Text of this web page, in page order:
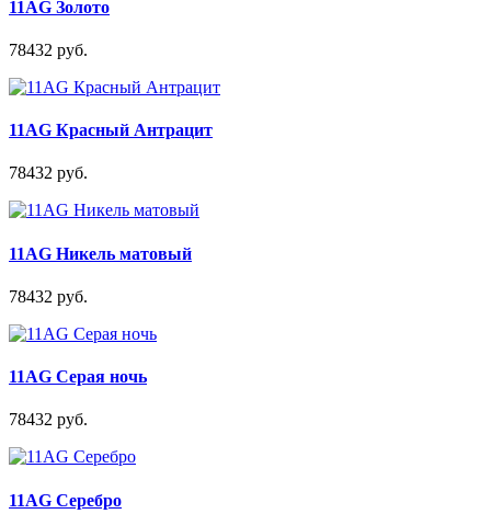
11AG Золото
78432 руб.
11AG Красный Антрацит
78432 руб.
11AG Никель матовый
78432 руб.
11AG Серая ночь
78432 руб.
11AG Серебро